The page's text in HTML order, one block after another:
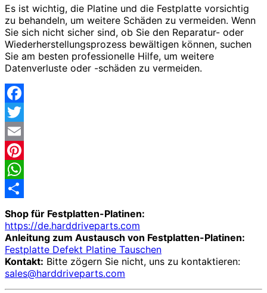
Es ist wichtig, die Platine und die Festplatte vorsichtig
zu behandeln, um weitere Schäden zu vermeiden. Wenn
Sie sich nicht sicher sind, ob Sie den Reparatur- oder
Wiederherstellungsprozess bewältigen können, suchen
Sie am besten professionelle Hilfe, um weitere
Datenverluste oder -schäden zu vermeiden.
Facebook
Twitter
Email
Pinterest
WhatsApp
Share
Shop für Festplatten-Platinen:
https://de.harddriveparts.com
Anleitung zum Austausch von Festplatten-Platinen:
Festplatte Defekt Platine Tauschen
Kontakt: Bitte zögern Sie nicht, uns zu kontaktieren:
sales@harddriveparts.com